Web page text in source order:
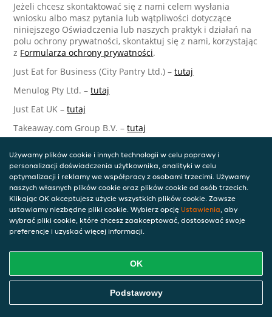
Jeżeli chcesz skontaktować się z nami celem wysłania
wniosku albo masz pytania lub wątpliwości dotyczące
niniejszego Oświadczenia lub naszych praktyk i działań na
polu ochrony prywatności, skontaktuj się z nami, korzystając
z Formularza ochrony prywatności.
Just Eat for Business (City Pantry Ltd.) –tutaj
Menulog Pty Ltd. –tutaj
Just Eat UK –tutaj
Takeaway.com Group B.V. –tutaj
Takeaway.com Group B.V.
Piet Heinkade 61
1019 GM Amsterdam
Netherlands
Aktualizacje niniejszego Oświadczenia o
Możemy okresowo aktualizować niniejsze Oświadczenie w
odpowiedzi na zmiany prawne, techniczne lub biznesowe.
W przypadku aktualizacji Oświadczenia o ochronie
prywatności podejmiemy odpowiednie kroki, aby przekazać
Używamy plików cookie i innych technologii w celu poprawy i
personalizacji doświadczenia użytkownika, analityki w celu
optymalizacji i reklamy we współpracy z osobami trzecimi. Używamy
naszych własnych plików cookie oraz plików cookie od osób trzecich.
Klikając OK akceptujesz użycie wszystkich plików cookie. Zawsze
ustawiamy niezbędne pliki cookie. Wybierz opcję Ustawienia, aby
wybrać pliki cookie, które chcesz zaakceptować, dostosować swoje
preferencje i uzyskać więcej informacji.
OK
Podstawowy